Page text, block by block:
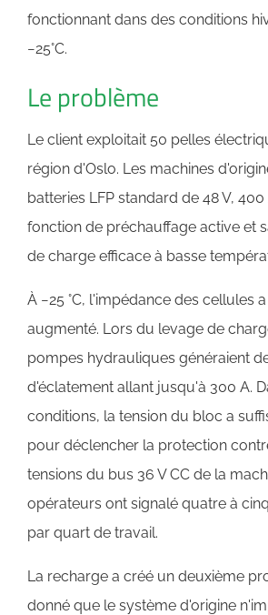
fonctionnant dans des conditions
−25°C.
Le problème
Le client exploitait 50 pelles
région d'Oslo. Les machines
batteries LFP standard de 48 V, 400
fonction de préchauffage active et
de charge efficace à basse
À −25 °C, l'impédance des cellules
augmenté. Lors du levage de
pompes hydrauliques généraient
d'éclatement allant jusqu'à 300 A.
conditions, la tension du bloc a
pour déclencher la protection
tensions du bus 36 V CC de la
opérateurs ont signalé quatre à
par quart de travail.
La recharge a créé un deuxième
donné que le système d'origine